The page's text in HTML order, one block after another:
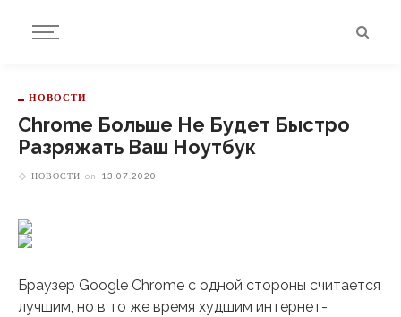
НОВОСТИ
Chrome Больше Не Будет Быстро
Разряжать Ваш Ноутбук
НОВОСТИ on 13.07.2020
Браузер Google Chrome с одной стороны считается
лучшим, но в то же время худшим интернет-